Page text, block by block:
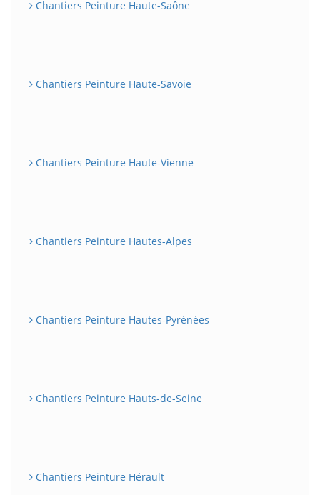
Chantiers Peinture Haute-Saône
Chantiers Peinture Haute-Savoie
Chantiers Peinture Haute-Vienne
Chantiers Peinture Hautes-Alpes
Chantiers Peinture Hautes-Pyrénées
Chantiers Peinture Hauts-de-Seine
Chantiers Peinture Hérault